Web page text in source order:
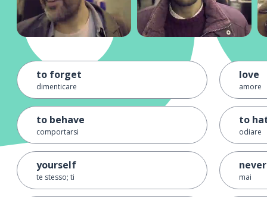
to forget
dimenticare
to behave
comportarsi
yourself
te stesso; ti
love
amore
to
odiare
never
mai